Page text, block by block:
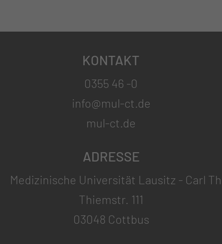
KONTAKT
0355 46 -0
info@mul-ct.de
mul-ct.de
ADRESSE
Medizinische Universität Lausitz - Carl
Thiemstr. 111
03048 Cottbus